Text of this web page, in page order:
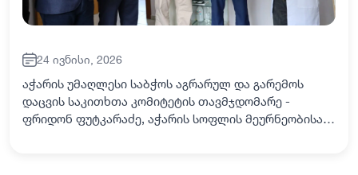
24 ივნისი, 2026
აჭარის უმაღლესი საბჭოს აგრარულ და გარემოს
დაცვის საკითხთა კომიტეტის თავმჯდომარე -
ფრიდონ ფუტკარაძე, აჭარის სოფლის მეურნეობისა